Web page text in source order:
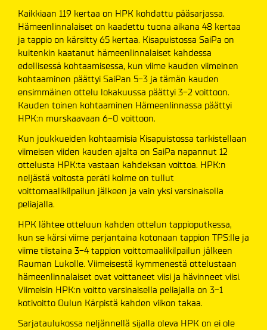
Kaikkiaan 119 kertaa on HPK kohdattu pääsarjassa.
Hämeenlinnalaiset on kaadettu tuona aikana 48 kertaa
ja tappio on kärsitty 65 kertaa. Kisapuistossa SaiPa on
kuitenkin kaatanut hämeenlinnalaiset kahdessa
edellisessä kohtaamisessa, kun viime kauden viimeinen
kohtaaminen päättyi SaiPan 5-3 ja tämän kauden
ensimmäinen ottelu lokakuussa päättyi 3-2 voittoon.
Kauden toinen kohtaaminen Hämeenlinnassa päättyi
HPK:n murskaavaan 6-0 voittoon.
Kun joukkueiden kohtaamisia Kisapuistossa tarkistellaan
viimeisen viiden kauden ajalta on SaiPa napannut 12
ottelusta HPK:ta vastaan kahdeksan voittoa. HPK:n
neljästä voitosta peräti kolme on tullut
voittomaalikilpailun jälkeen ja vain yksi varsinaisella
peliajalla.
HPK lähtee otteluun kahden ottelun tappioputkessa,
kun se kärsi viime perjantaina kotonaan tappion TPS:lle ja
viime tiistaina 3-4 tappion voittomaalikilpailun jälkeen
Rauman Lukolle. Viimeisestä kymmenestä ottelustaan
hämeenlinnalaiset ovat voittaneet viisi ja hävinneet viisi.
Viimeisin HPK:n voitto varsinaisella peliajalla on 3-1
kotivoitto Oulun Kärpistä kahden viikon takaa.
Sarjataulukossa neljännellä sijalla oleva HPK on ei ole